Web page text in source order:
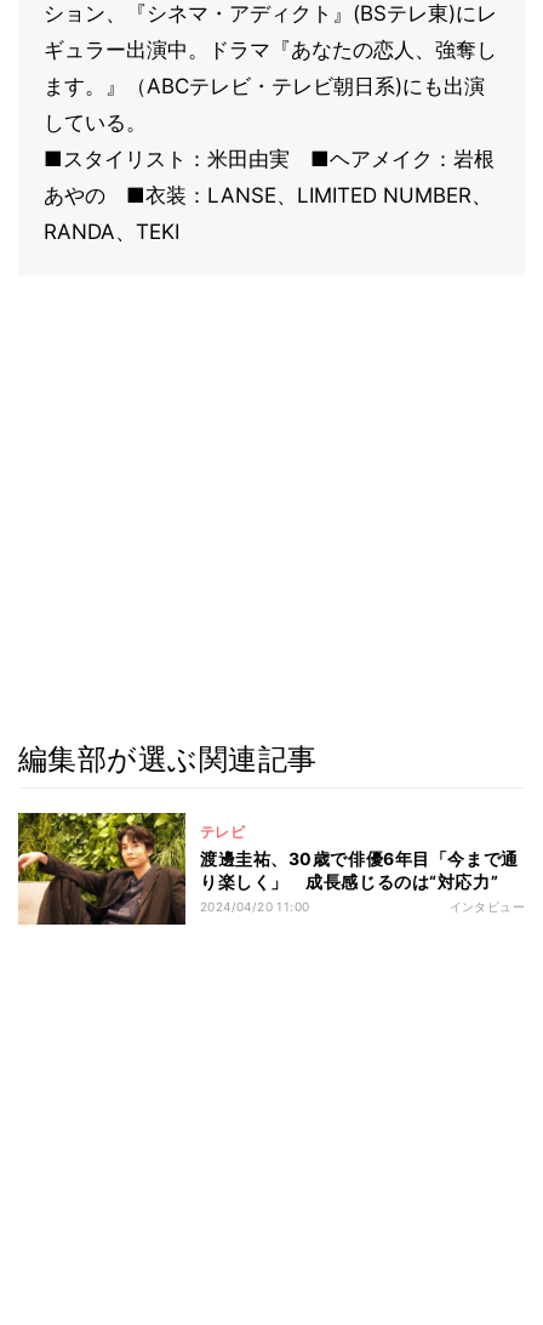
ション、『シネマ・アディクト』(BSテレ東)にレ
ギュラー出演中。ドラマ『あなたの恋人、強奪し
ます。』（ABCテレビ・テレビ朝日系)にも出演
している。
■スタイリスト：米田由実 ■ヘアメイク：岩根
あやの ■衣装：LANSE、LIMITED NUMBER、
RANDA、TEKI
編集部が選ぶ関連記事
テレビ
渡邊圭祐、30歳で俳優6年目「今まで通
り楽しく」 成長感じるのは“対応力”
2024/04/20 11:00 インタビュー